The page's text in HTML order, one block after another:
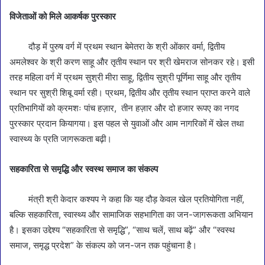
विजेताओं को मिले आकर्षक पुरस्कार
दौड़ में पुरुष वर्ग में प्रथम स्थान बेमेतरा के श्री ओंकार वर्मा, द्वितीय
अमलेश्वर के श्री करण साहू और तृतीय स्थान पर श्री खेमराज सोनकर रहे। इसी
तरह महिला वर्ग में प्रथम सुश्री मीरा साहू, द्वितीय सुश्री पूर्णिमा साहू और तृतीय
स्थान पर सुश्री शिबू वर्मा रही। प्रथम, द्वितीय और तृतीय स्थान प्राप्त करने वाले
प्रतिभागियों को क्रमशः पांच हज़ार, तीन हज़ार और दो हजार रूपए का नगद
पुरस्कार प्रदान कियागया। इस पहल से युवाओं और आम नागरिकों में खेल तथा
स्वास्थ्य के प्रति जागरूकता बढ़ी।
सहकारिता से समृद्धि और स्वस्थ समाज का संकल्प
मंत्री श्री केदार कश्यप ने कहा कि यह दौड़ केवल खेल प्रतियोगिता नहीं,
बल्कि सहकारिता, स्वास्थ्य और सामाजिक सहभागिता का जन-जागरूकता अभियान
है। इसका उद्देश्य “सहकारिता से समृद्धि”, “साथ चलें, साथ बढ़ें” और “स्वस्थ
समाज, समृद्ध प्रदेश” के संकल्प को जन-जन तक पहुंचाना है।